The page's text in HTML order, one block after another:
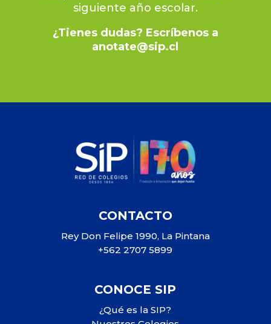
siguiente año escolar.
¿Tienes dudas? Escríbenos a
anotate@sip.cl
CONTACTO
Rey Don Felipe 1990, La Pintana
+562 2707 5899
CONOCE SIP
¿Qué es la SIP?